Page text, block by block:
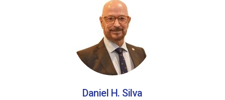
Daniel H. Silva